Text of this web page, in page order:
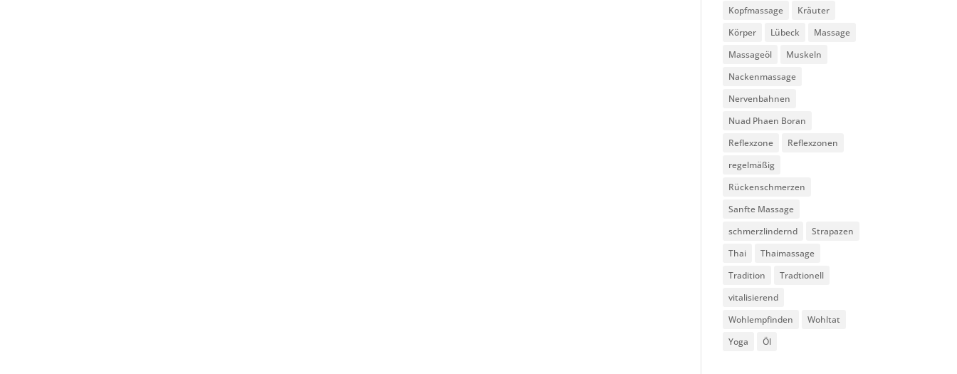
Kopfmassage
Kräuter
Körper
Lübeck
Massage
Massageöl
Muskeln
Nackenmassage
Nervenbahnen
Nuad Phaen Boran
Reflexzone
Reflexzonen
regelmäßig
Rückenschmerzen
Sanfte Massage
schmerzlindernd
Strapazen
Thai
Thaimassage
Tradition
Tradtionell
vitalisierend
Wohlempfinden
Wohltat
Yoga
Öl